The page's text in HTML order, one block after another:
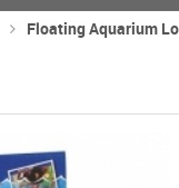
Floating Aquarium